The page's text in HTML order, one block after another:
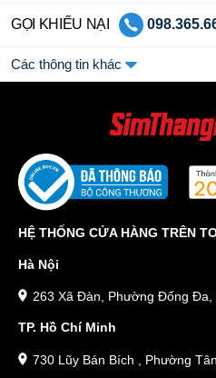
GỌI KHIẾU NẠI
Các thông tin khác
HỆ THỐNG CỬA HÀNG TRÊN
Hà Nội
263 Xã Đàn, Phường Đống Đa,
TP. Hồ Chí Minh
730 Lũy Bán Bích , Phường